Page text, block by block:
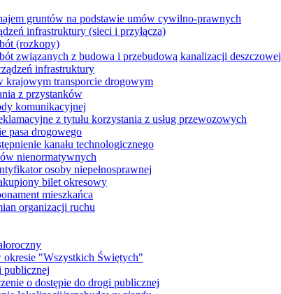
gruntów na podstawie umów cywilno-prawnych
infrastruktury (sieci i przyłącza)
(rozkopy)
związanych z budowa i przebudową kanalizacji deszczowej
infrastruktury
krajowym transporcie drogowym
z przystanków
komunikacyjnej
z tytułu korzystania z usług przewozowych
pasa drogowego
kanału technologicznego
nienormatywnych
osoby niepełnosprawnej
bilet okresowy
mieszkańca
organizacji ruchu
okresie "Wszystkich Świętych"
publicznej
o dostępie do drogi publicznej